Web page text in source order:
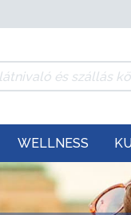
WELLNESS